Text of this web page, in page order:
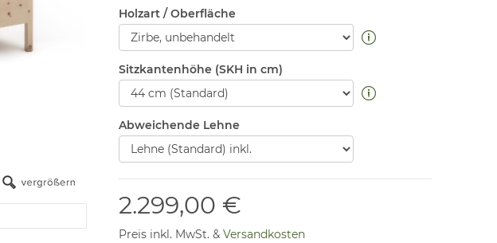
Holzart / Oberfläche
Sitzkantenhöhe (SKH in cm)
Abweichende Lehne
2.299,00 €
Preis inkl. MwSt. & Versandkosten